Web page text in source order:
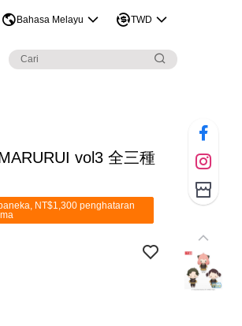
Bahasa Melayu TWD
vol3 全三種
NT$1,300 penghataran